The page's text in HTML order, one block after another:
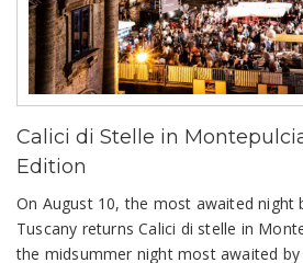
Calici di Stelle in
Edition
On August 10, the most awaited night
Tuscany returns Calici di stelle in
the midsummer night most awaited